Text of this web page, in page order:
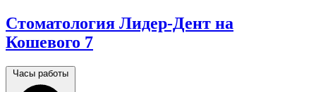
Стоматология Лидер-Дент на
Кошевого 7
Часы работы